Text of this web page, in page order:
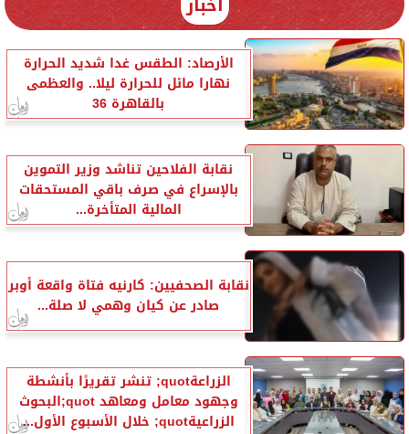
الأرصاد: الطقس غدا شديد الحرارة
نهارا مائل للحرارة ليلا.. والعظمى
بالقاهرة 36
نقابة الفلاحين تناشد وزير التموين
بالإسراع في صرف باقي المستحقات
المالية المتأخرة...
نقابة الصحفيين: كارنيه فتاة واقعة أوبر
صادر عن كيان وهمي لا صلة...
الزراعةquot; تنشر تقريرًا بأنشطة
وجهود معامل ومعاهد quot;البحوث
الزراعيةquot; خلال الأسبوع الأول...